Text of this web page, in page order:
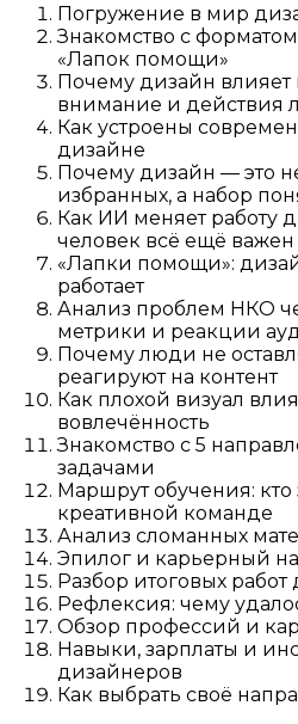
Погружение в мир
Знакомство с
«Лапок помощи»
Почему дизайн влияет
внимание и действия
Как устроены
дизайне
Почему дизайн — это
избранных, а набор
Как ИИ меняет работу
человек всё ещё важен
«Лапки помощи»:
работает
Анализ проблем НКО
метрики и реакции
Почему люди не
реагируют на контент
Как плохой визуал
вовлечённость
Знакомство с 5
задачами
Маршрут обучения: кто
креативной команде
Анализ сломанных
Эпилог и карьерный
Разбор итоговых работ
Рефлексия: чему
Обзор профессий и
Навыки, зарплаты и
дизайнеров
Как выбрать своё